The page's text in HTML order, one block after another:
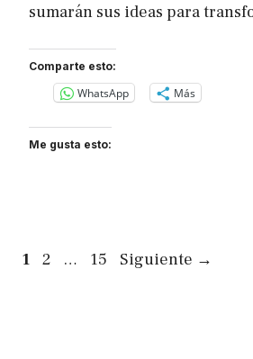
sumarán sus ideas para
Comparte esto:
WhatsApp Más
Me gusta esto:
Página
1 Página
2 … Página
15 Siguiente →